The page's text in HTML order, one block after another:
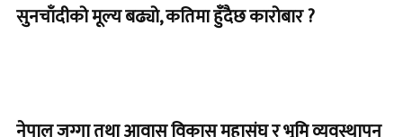
सुनचाँदीको मूल्य बढ्यो, कतिमा हुँदैछ कारोबार ?